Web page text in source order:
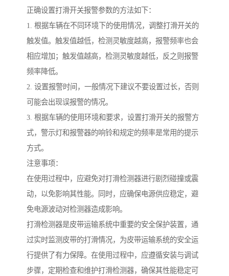
正确设置打滑开关报警参数的方法如下：
1. 根据车辆在不同环境下的使用情况，调整打滑开关的
触发值。触发值越低，检测灵敏度越高，报警频率也会
相应增加；触发值越高，检测灵敏度越低，反之则报警
频率降低。
2. 设置报警时间，一般情况下建议不要设置过长，否则
可能会出现误报警的情况。
3. 根据车辆的使用环境和要求，设置打滑开关的报警方
式，警示灯和报警器的响铃和规定的频率是常用的提示
方式。
注意事项：
在使用过程中，应避免对打滑检测器进行剧烈碰撞或震
动，以免影响其性能。同时，应确保电源供应稳定，避
免电源波动对检测器造成影响。
打滑检测器是皮带运输系统中重要的安全保护装置，通
过实时监测皮带的打滑情况，为皮带运输系统的安全运
行提供了有力保障。在使用过程中，应遵循安装与调试
步骤，定期检查和维护打滑检测器，确保其性能稳定可